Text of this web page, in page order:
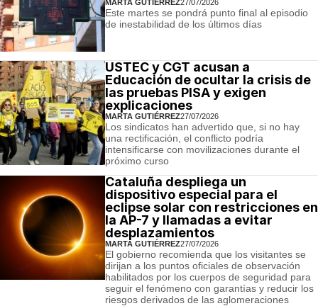
MARTA GUTIÉRREZ27/07/2026
Este martes se pondrá punto final al episodio
de inestabilidad de los últimos días
USTEC y CGT acusan a
Educación de ocultar la crisis de
las pruebas PISA y exigen
explicaciones
MARTA GUTIÉRREZ27/07/2026
Los sindicatos han advertido que, si no hay
una rectificación, el conflicto podría
intensificarse con movilizaciones durante el
próximo curso
Cataluña despliega un
dispositivo especial para el
eclipse solar con restricciones en
la AP-7 y llamadas a evitar
desplazamientos
MARTA GUTIÉRREZ27/07/2026
El gobierno recomienda que los visitantes se
dirijan a los puntos oficiales de observación
habilitados por los cuerpos de seguridad para
seguir el fenómeno con garantías y reducir los
riesgos derivados de las aglomeraciones